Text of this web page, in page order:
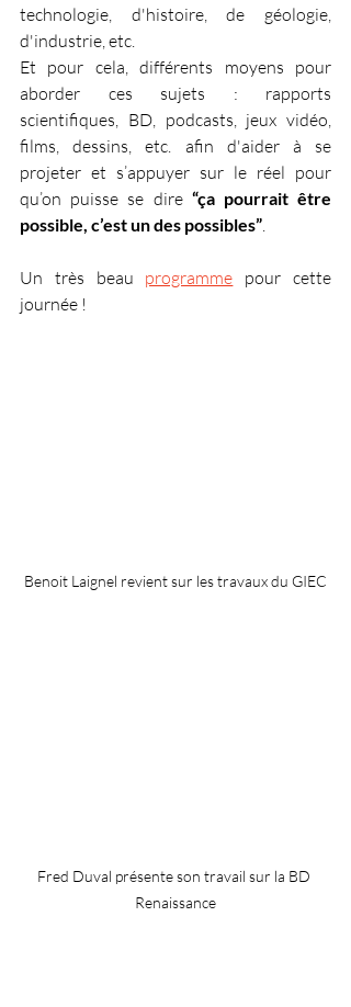
technologie, d'histoire, de géologie,
d'industrie, etc.
Et pour cela, différents moyens pour
aborder ces sujets : rapports
scientifiques, BD, podcasts, jeux vidéo,
films, dessins, etc. afin d'aider à se
projeter et s’appuyer sur le réel pour
qu’on puisse se dire “ça pourrait être
possible, c’est un des possibles”.
Un très beau programme pour cette
journée !
Benoit Laignel revient sur les travaux du GIEC
Fred Duval présente son travail sur la BD
Renaissance